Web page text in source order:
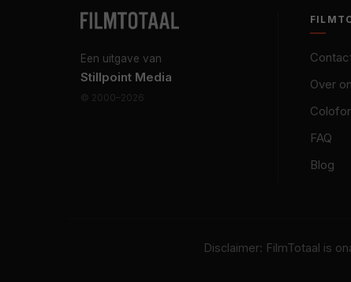
Een uitgave van
Stillpoint Media
© 2000–2026
Over
FAQ
Blog
Disclaimer: FilmTotaal is